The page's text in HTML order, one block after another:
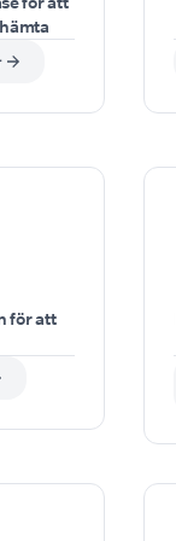
en
för att